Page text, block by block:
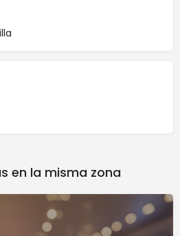
en la misma zona